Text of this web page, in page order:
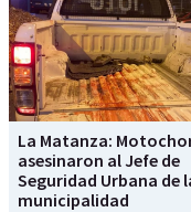
La Matanza:
asesinaron al Jefe de
Seguridad Urbana de
municipalidad